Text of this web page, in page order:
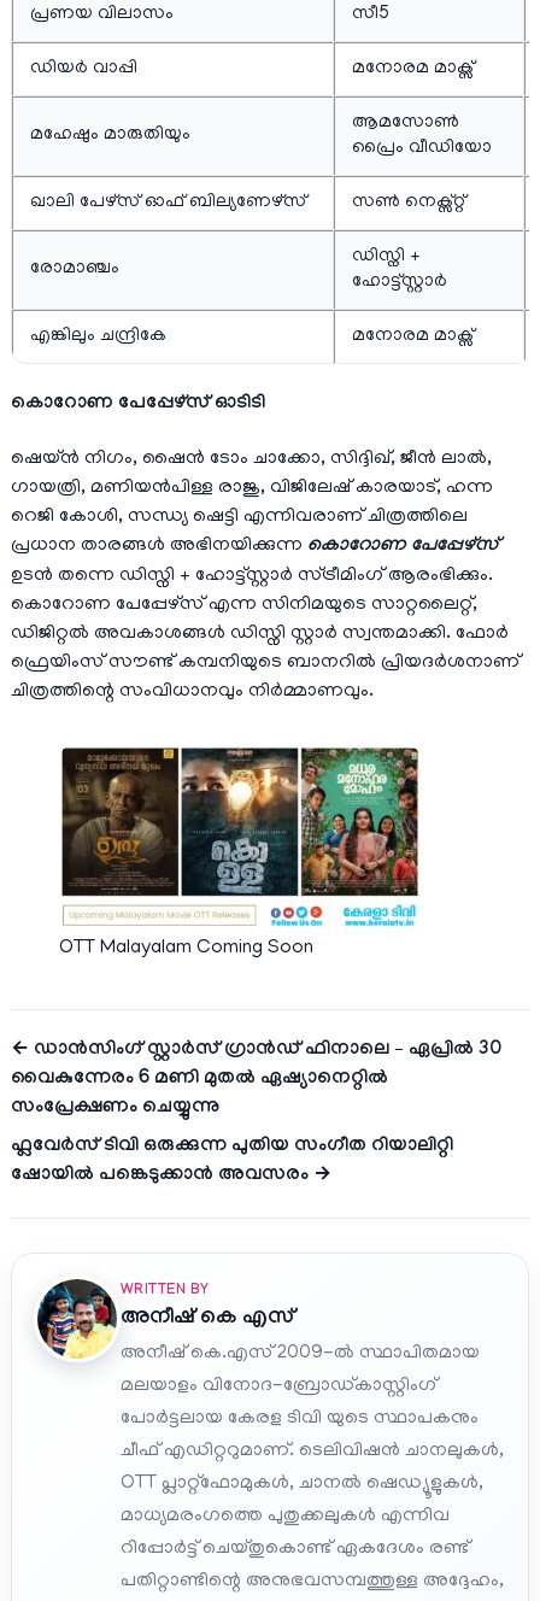
പ്രണയ വിലാസം സീ5
ഡിയര്‍ വാപ്പി മനോരമ മാക്സ്
മഹേഷും മാരുതിയും
ആമസോണ്‍
പ്രൈം വീഡിയോ
ഖാലി പേഴ്സ് ഓഫ് ബില്യണേഴ്സ് സണ്‍ നെക്സ്റ്റ്
രോമാഞ്ചം
ഡിസ്നി +
ഹോട്ട്സ്റ്റാർ
എങ്കിലും ചന്ദ്രികേ മനോരമ മാക്സ്
കൊറോണ പേപ്പേഴ്‌സ് ഓടിടി
ഷെയ്ൻ നിഗം, ഷൈൻ ടോം ചാക്കോ, സിദ്ദിഖ്, ജീൻ ലാൽ,
ഗായത്രി, മണിയൻപിള്ള രാജു, വിജിലേഷ് കാരയാട്, ഹന്ന
റെജി കോശി, സന്ധ്യ ഷെട്ടി എന്നിവരാണ് ചിത്രത്തിലെ
പ്രധാന താരങ്ങൾ അഭിനയിക്കുന്ന കൊറോണ പേപ്പേഴ്‌സ്
ഉടന്‍ തന്നെ ഡിസ്നി + ഹോട്ട്സ്റ്റാർ സ്ട്രീമിംഗ് ആരംഭിക്കും.
കൊറോണ പേപ്പേഴ്സ് എന്ന സിനിമയുടെ സാറ്റലൈറ്റ്,
ഡിജിറ്റൽ അവകാശങ്ങൾ ഡിസ്നി സ്റ്റാർ സ്വന്തമാക്കി. ഫോർ
ഫ്രെയിംസ് സൗണ്ട് കമ്പനിയുടെ ബാനറിൽ പ്രിയദർശനാണ്
ചിത്രത്തിന്റെ സംവിധാനവും നിർമ്മാണവും.
OTT Malayalam Coming Soon
← ഡാൻസിംഗ് സ്റ്റാർസ് ഗ്രാൻഡ് ഫിനാലെ – ഏപ്രിൽ 30
വൈകുന്നേരം 6 മണി മുതൽ ഏഷ്യാനെറ്റിൽ
സംപ്രേക്ഷണം ചെയ്യുന്നു
ഫ്ലവേര്‍സ് ടിവി ഒരുക്കുന്ന പുതിയ സംഗീത റിയാലിറ്റി
ഷോയില്‍ പങ്കെടുക്കാന്‍ അവസരം →
WRITTEN BY
അനീഷ്‌ കെ എസ്
അനീഷ് കെ.എസ് 2009-ൽ സ്ഥാപിതമായ
മലയാളം വിനോദ-ബ്രോഡ്കാസ്റ്റിംഗ്
പോർട്ടലായ കേരള ടിവി യുടെ സ്ഥാപകനും
ചീഫ് എഡിറ്ററുമാണ്. ടെലിവിഷൻ ചാനലുകൾ,
OTT പ്ലാറ്റ്‌ഫോമുകൾ, ചാനൽ ഷെഡ്യൂളുകൾ,
മാധ്യമരംഗത്തെ പുതുക്കലുകൾ എന്നിവ
റിപ്പോർട്ട് ചെയ്തുകൊണ്ട് ഏകദേശം രണ്ട്
പതിറ്റാണ്ടിന്റെ അനുഭവസമ്പത്തുള്ള അദ്ദേഹം,